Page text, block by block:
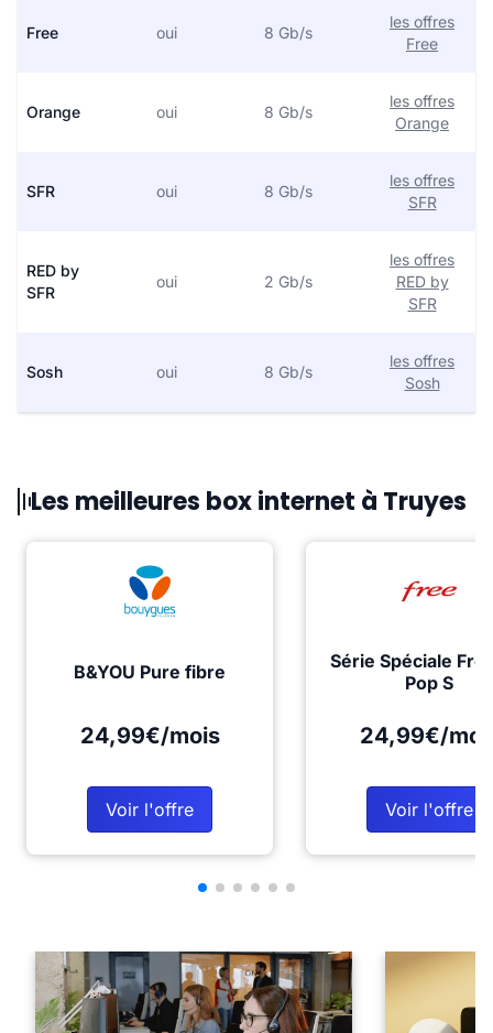
Free oui 8 Gb/s
les offres
Free
Orange oui 8 Gb/s
les offres
Orange
SFR oui 8 Gb/s
les offres
SFR
RED by
SFR
oui 2 Gb/s
les offres
RED by
SFR
Sosh oui 8 Gb/s
les offres
Sosh
Les meilleures box internet à Truyes
B&YOU Pure fibre
24,99€/mois
Voir l'offre
Série Spéciale
Pop S
24,99€/
Voir l'offre